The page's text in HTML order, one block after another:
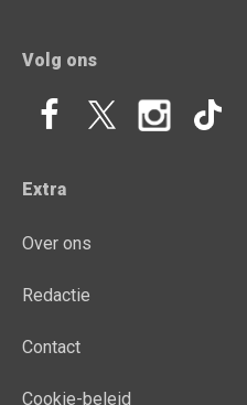
Volg ons
Extra
Over ons
Redactie
Contact
Cookie-beleid